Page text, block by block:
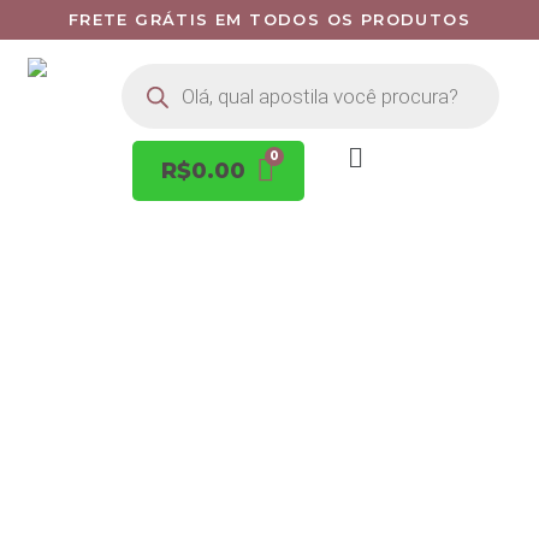
FRETE GRÁTIS EM TODOS OS PRODUTOS
R$0.00